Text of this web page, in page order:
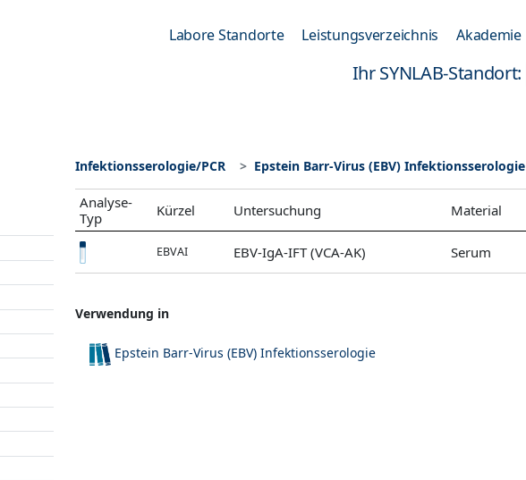
Labore Standorte Leistungsverzeichnis Akademie
Ihr SYNLAB-Standort:
Infektionsserologie/PCR Epstein Barr-Virus (EBV) Infektionsserologie
Analyse-
Typ
Kürzel Untersuchung Material
EBVAI EBV-IgA-IFT (VCA-AK) Serum
Verwendung in
Epstein Barr-Virus (EBV) Infektionsserologie